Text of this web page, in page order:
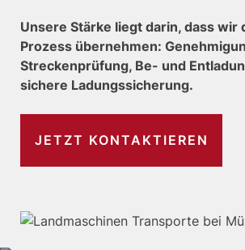
Unsere Stärke liegt darin, dass wir
Prozess übernehmen:
Streckenprüfung, Be- und
sichere Ladungssicherung.
JETZT KONTAKTIEREN